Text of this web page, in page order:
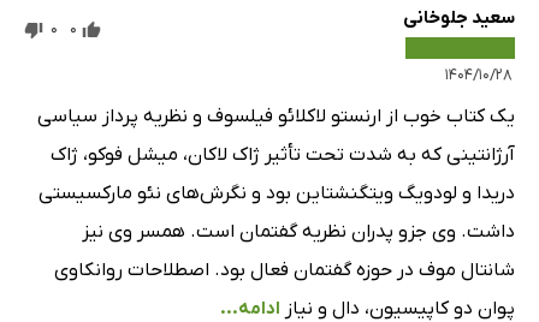
سعید جلوخانی
۱۴۰۴/۱۰/۲۸
0
0
یک کتاب خوب از ارنستو لاکلائو فیلسوف و نظریه پرداز سیاسی
آرژانتینی که به شدت تحت تأثیر ژاک لاکان، میشل فوکو، ژاک
دریدا و لودویگ ویتگنشتاین بود و نگرش‌های نئو مارکسیستی
داشت. وی جزو پدران نظریه گفتمان است. همسر وی نیز
شانتال موف در حوزه گفتمان فعال بود. اصطلاحات روانکاوی
پوان دو کاپیسیون، دال و نیاز ادامه...